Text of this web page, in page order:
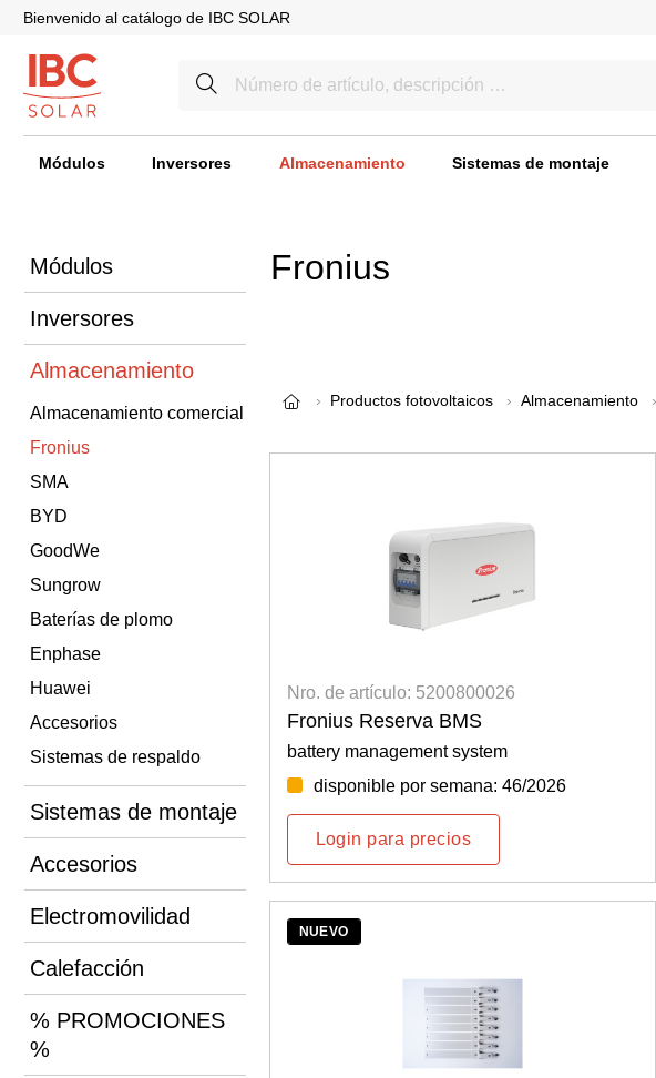
Bienvenido al catálogo de IBC SOLAR
Módulos Inversores Almacenamiento Sistemas de montaje
Módulos
Inversores
Almacenamiento
Almacenamiento comercial
Fronius
SMA
BYD
GoodWe
Sungrow
Baterías de plomo
Enphase
Huawei
Accesorios
Sistemas de respaldo
Sistemas de montaje
Accesorios
Electromovilidad
Calefacción
% PROMOCIONES
%
Fronius
Productos fotovoltaicos Almacenamiento
Nro. de artículo: 5200800026
Fronius Reserva BMS
battery management system
disponible por semana: 46/2026
Login para precios
NUEVO